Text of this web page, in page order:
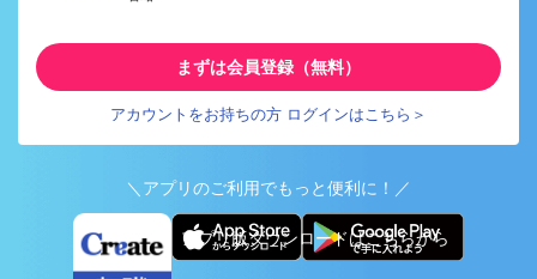
まずは会員登録（無料）
アカウントをお持ちの方 ログインはこちら＞
＼アプリのご利用でもっと便利に！／
アプリ版ダウンロードはこちらから